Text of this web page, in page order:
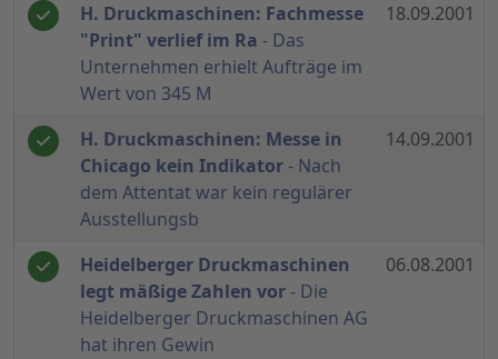
H. Druckmaschinen: Fachmesse
"Print" verlief im Ra - Das
Unternehmen erhielt Aufträge im
Wert von 345 M
18.09.2001
H. Druckmaschinen: Messe in
Chicago kein Indikator - Nach
dem Attentat war kein regulärer
Ausstellungsb
14.09.2001
Heidelberger Druckmaschinen
legt mäßige Zahlen vor- Die
Heidelberger Druckmaschinen AG
hat ihren Gewin
06.08.2001